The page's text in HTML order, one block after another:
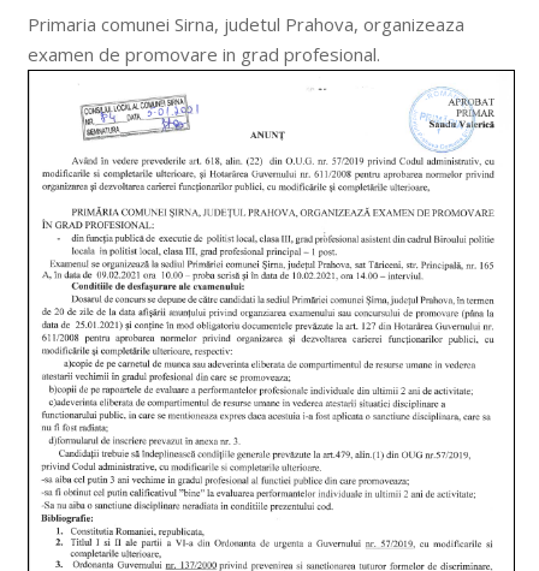
Primaria comunei Sirna, judetul Prahova, organizeaza
examen de promovare in grad profesional.